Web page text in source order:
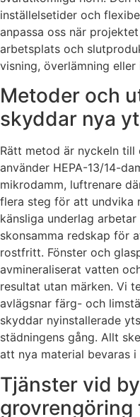
inställelsetider och
anpassa oss när
arbetsplats och
visning, överlämning
Metoder och
skyddar nya
Rätt metod är nyckeln
använder HEPA-13/14-
mikrodamm, luftrenare
flera steg för att undvika
känsliga underlag
skonsamma redskap för
rostfritt. Fönster och
avmineraliserat vatten
resultat utan märken. Vi
avlägsnar färg- och
skyddar nyinstallerade
städningens gång. Allt
att nya material bevaras i
Tjänster vid